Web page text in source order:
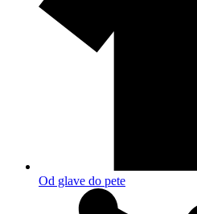
Od glave do pete